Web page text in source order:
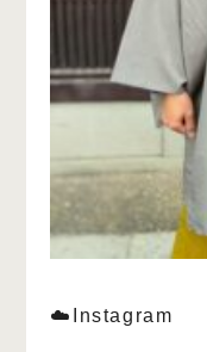
☁️Instagram